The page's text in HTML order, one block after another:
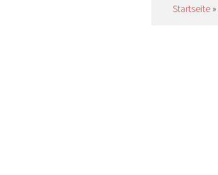
Startseite »